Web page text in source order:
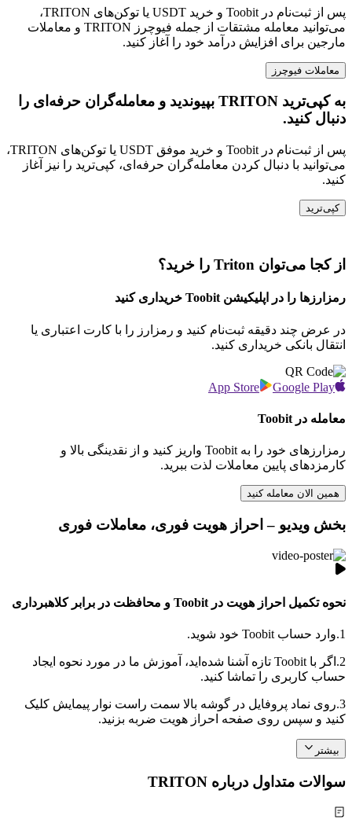
پس از ثبت‌نام در Toobit و خرید USDT یا توکن‌های TRITON،
می‌توانید معامله مشتقات از جمله فیوچرز TRITON و معاملات
مارجین برای افزایش درآمد خود را آغاز کنید.
معاملات فیوچرز
به کپی‌ترید TRITON بپیوندید و معامله‌گران حرفه‌ای را
دنبال کنید.
پس از ثبت‌نام در Toobit و خرید موفق USDT یا توکن‌های TRITON،
می‌توانید با دنبال کردن معامله‌گران حرفه‌ای، کپی‌ترید را نیز آغاز
کنید.
کپی‌ترید
از کجا می‌توان Triton را خرید؟
رمزارزها را در اپلیکیشن Toobit خریداری کنید
در عرض چند دقیقه ثبت‌نام کنید و رمزارز را با کارت اعتباری یا
انتقال بانکی خریداری کنید.
App Store Google Play
معامله در Toobit
رمزارزهای خود را به Toobit واریز کنید و از نقدینگی بالا و
کارمزدهای پایین معاملات لذت ببرید.
همین الان معامله کنید
بخش ویدیو – احراز هویت فوری، معاملات فوری
نحوه تکمیل احراز هویت در Toobit و محافظت در برابر کلاهبرداری
1. وارد حساب Toobit خود شوید.
2.
اگر با Toobit تازه آشنا شده‌اید، آموزش ما در مورد نحوه ایجاد
حساب کاربری را تماشا کنید.
3. روی نماد پروفایل در گوشه بالا سمت راست نوار پیمایش کلیک
کنید و سپس روی صفحه احراز هویت ضربه بزنید.
بیشتر
سوالات متداول درباره TRITON